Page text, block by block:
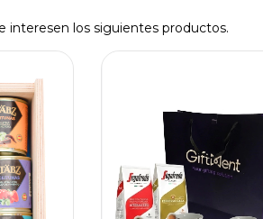
interesen los siguientes productos.